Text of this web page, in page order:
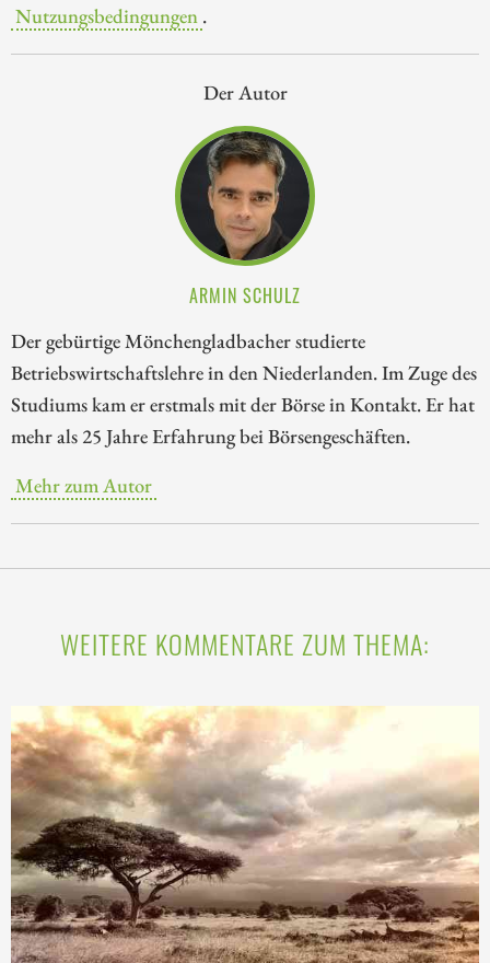
Nutzungsbedingungen .
Der Autor
ARMIN SCHULZ
Der gebürtige Mönchengladbacher studierte
Betriebswirtschaftslehre in den Niederlanden. Im Zuge des
Studiums kam er erstmals mit der Börse in Kontakt. Er hat
mehr als 25 Jahre Erfahrung bei Börsengeschäften.
Mehr zum Autor
WEITERE KOMMENTARE ZUM THEMA: